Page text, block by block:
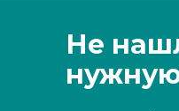
Не
нужную